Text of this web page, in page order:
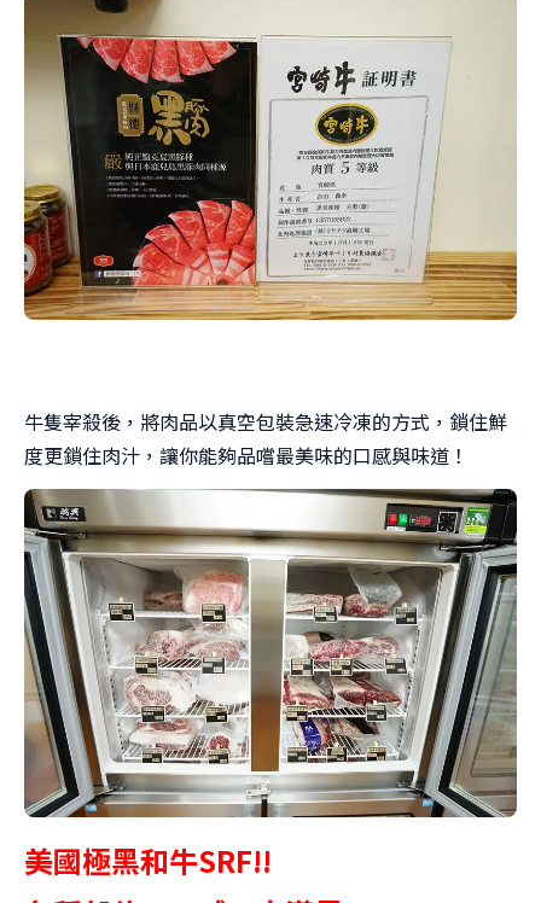
牛隻宰殺後，將肉品以真空包裝急速冷凍的方式，鎖住鮮
度更鎖住肉汁，讓你能夠品嚐最美味的口感與味道！
美國極黑和牛SRF!!